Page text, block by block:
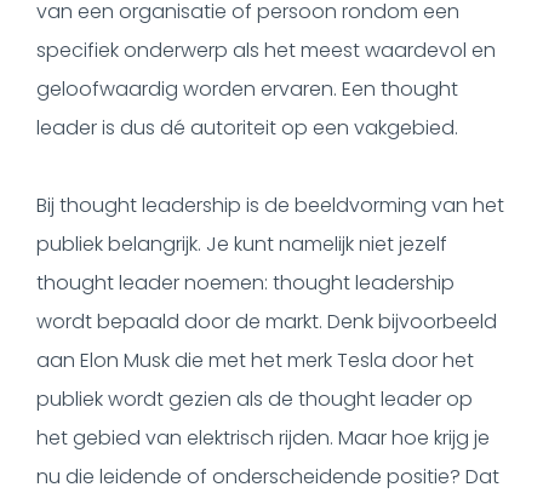
van een organisatie of persoon rondom een
specifiek onderwerp als het meest waardevol en
geloofwaardig worden ervaren. Een thought
leader is dus dé autoriteit op een vakgebied.
Bij thought leadership is de beeldvorming van het
publiek belangrijk. Je kunt namelijk niet jezelf
thought leader noemen: thought leadership
wordt bepaald door de markt. Denk bijvoorbeeld
aan Elon Musk die met het merk Tesla door het
publiek wordt gezien als de thought leader op
het gebied van elektrisch rijden. Maar hoe krijg je
nu die leidende of onderscheidende positie? Dat